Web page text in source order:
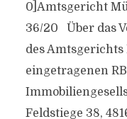
0]Amtsgericht
36/20 Über das
des
eingetragenen
Feldstiege 38,